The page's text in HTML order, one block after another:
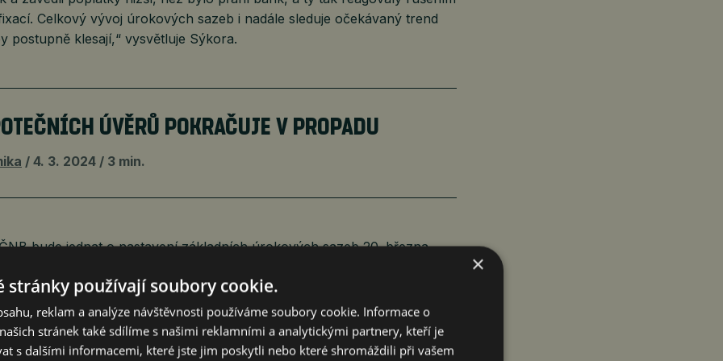
Celkový vývoj úrokových sazeb i nadále sleduje očekávaný trend
postupně klesají,“ vysvětluje Sýkora.
ÚVĚRŮ POKRAČUJE V PROPADU
4. 3. 2024 3 min.
bude jednat o nastavení základních úrokových sazeb 20. března.
základní sazby o půl procentního bodu na 6,25 % by měla ČNB
politiky pokračovat.
sazba by na březnovém zasedání bankovní rady mohla klesnout podle
×
stránky používají soubory cookie.
reklam a analýze návštěvnosti používáme soubory cookie. Informace o
stránek také sdílíme s našimi reklamními a analytickými partnery, kteří je
s dalšími informacemi, které jste jim poskytli nebo které shromáždili při vašem